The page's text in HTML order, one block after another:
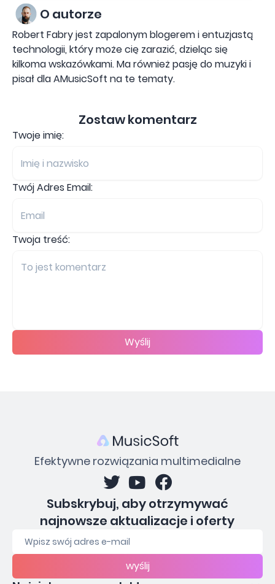
O autorze
Robert Fabry jest zapalonym blogerem i entuzjastą
technologii, który może cię zarazić, dzieląc się
kilkoma wskazówkami. Ma również pasję do muzyki i
pisał dla AMusicSoft na te tematy.
Zostaw komentarz
Twoje imię:
Twój Adres Email:
Twoja treść:
Wyślij
Efektywne rozwiązania multimedialne
Subskrybuj, aby otrzymywać
najnowsze aktualizacje i oferty
wyślij